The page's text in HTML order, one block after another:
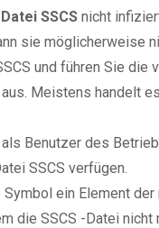
Datei SSCS nicht
sie möglicherweise
und führen Sie
Meistens handelt
Benutzer des
SSCS verfügen.
ein Element
die SSCS -Datei nicht